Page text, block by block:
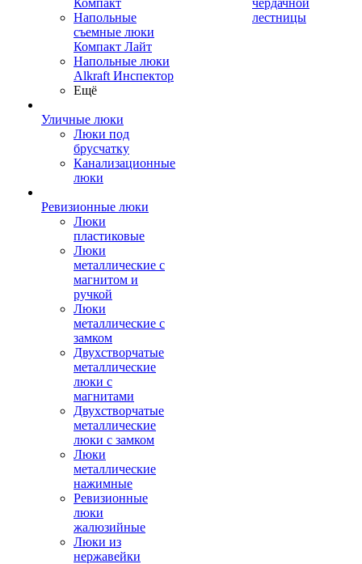
Компакт
Напольные
съемные люки
Компакт Лайт
Напольные люки
Alkraft Инспектор
Ещё
Уличные люки
Люки под
брусчатку
Канализационные
люки
Ревизионные люки
Люки
пластиковые
Люки
металлические с
магнитом и
ручкой
Люки
металлические с
замком
Двухстворчатые
металлические
люки с
магнитами
Двухстворчатые
металлические
люки с замком
Люки
металлические
нажимные
Ревизионные
люки
жалюзийные
Люки из
нержавейки
чердачной
лестницы